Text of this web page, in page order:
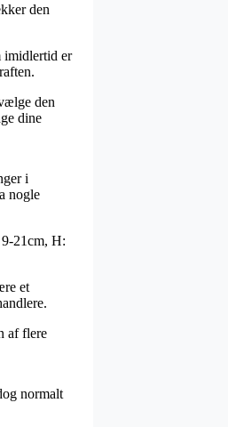
den
imidlertid er
den
dine
i
nogle
21cm, H:
et
af flere
normalt